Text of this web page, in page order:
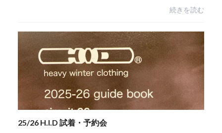
みの多肉植物Roots Succrentsも久しぶりにやってきます。
続きを読む
25/26 H.I.D 試着・予約会